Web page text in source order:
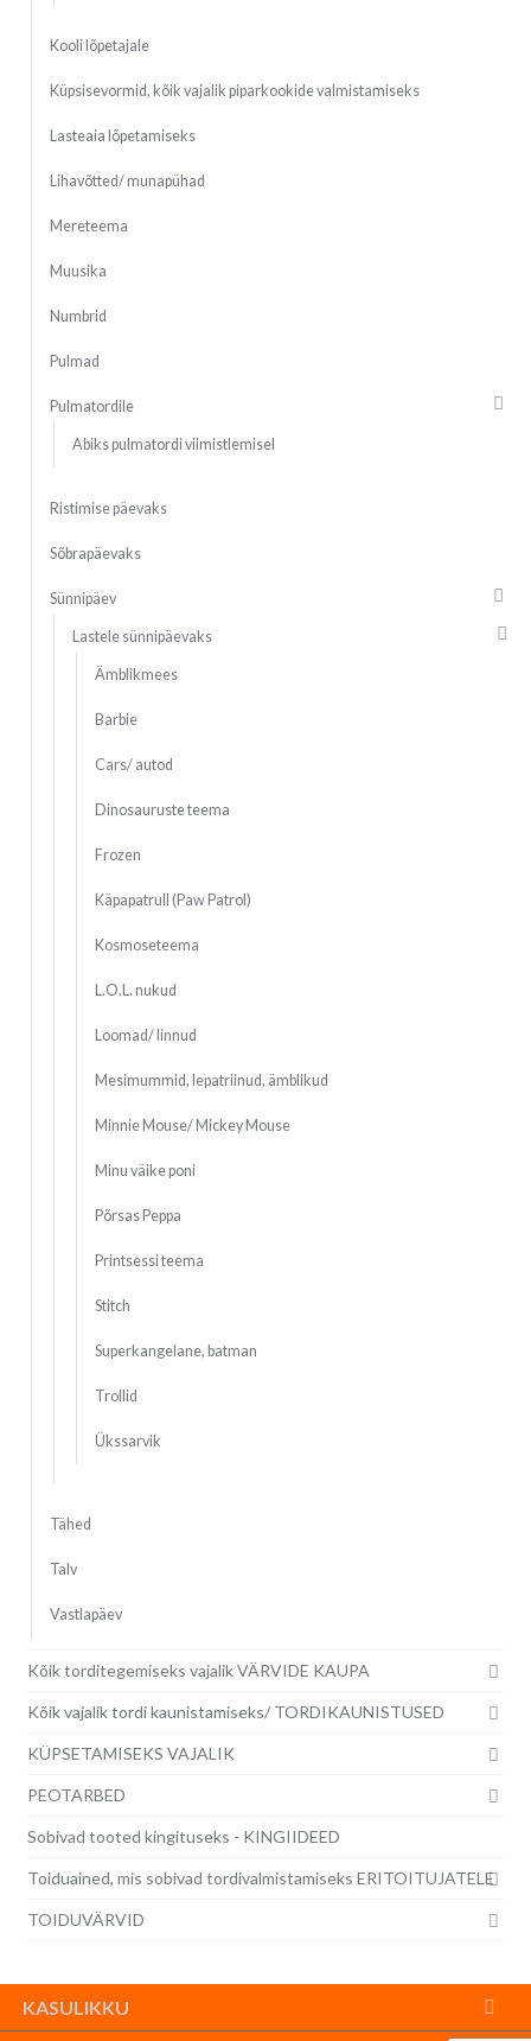
Kooli lõpetajale
Küpsisevormid, kõik vajalik piparkookide valmistamiseks
Lasteaia lõpetamiseks
Lihavõtted/ munapühad
Mereteema
Muusika
Numbrid
Pulmad
Pulmatordile
Abiks pulmatordi viimistlemisel
Ristimise päevaks
Sõbrapäevaks
Sünnipäev
Lastele sünnipäevaks
Ämblikmees
Barbie
Cars/ autod
Dinosauruste teema
Frozen
Käpapatrull (Paw Patrol)
Kosmoseteema
L.O.L. nukud
Loomad/ linnud
Mesimummid, lepatriinud, ämblikud
Minnie Mouse/ Mickey Mouse
Minu väike poni
Põrsas Peppa
Printsessi teema
Stitch
Superkangelane, batman
Trollid
Ükssarvik
Tähed
Talv
Vastlapäev
Kõik torditegemiseks vajalik VÄRVIDE KAUPA
Kõik vajalik tordi kaunistamiseks/ TORDIKAUNISTUSED
KÜPSETAMISEKS VAJALIK
PEOTARBED
Sobivad tooted kingituseks - KINGIIDEED
Toiduained, mis sobivad tordivalmistamiseks ERITOITUJATELE
TOIDUVÄRVID
KASULIKKU